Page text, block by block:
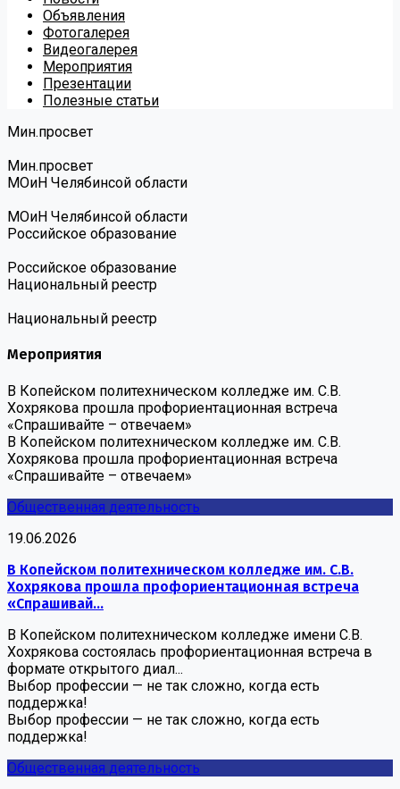
Объявления
Фотогалерея
Видеогалерея
Мероприятия
Презентации
Полезные статьи
Мин.просвет
Мин.просвет
МОиН Челябинсой области
МОиН Челябинсой области
Российское образование
Российское образование
Национальный реестр
Национальный реестр
Мероприятия
В Копейском политехническом колледже им. С.В.
Хохрякова прошла профориентационная встреча
«Спрашивайте – отвечаем»
В Копейском политехническом колледже им. С.В.
Хохрякова прошла профориентационная встреча
«Спрашивайте – отвечаем»
Общественная деятельность
19.06.2026
В Копейском политехническом колледже им. С.В.
Хохрякова прошла профориентационная встреча
«Спрашивай...
В Копейском политехническом колледже имени С.В.
Хохрякова состоялась профориентационная встреча в
формате открытого диал...
Выбор профессии — не так сложно, когда есть
поддержка!
Выбор профессии — не так сложно, когда есть
поддержка!
Общественная деятельность